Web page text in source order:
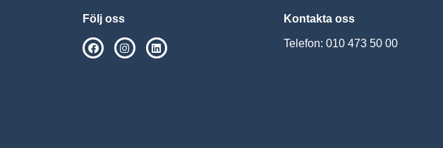
Följ oss
SPSM på Facebook
SPSM på Instagram
Kontakta oss
Telefon: 010 473 50 00